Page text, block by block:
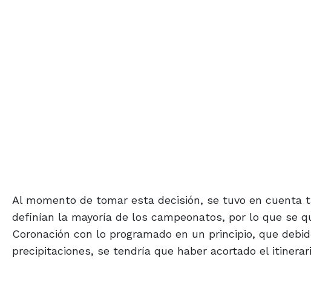
Al momento de tomar esta decisión, se tuvo en cuenta
definían la mayoría de los campeonatos, por lo que se
Coronación con lo programado en un principio, que
precipitaciones, se tendría que haber acortado el